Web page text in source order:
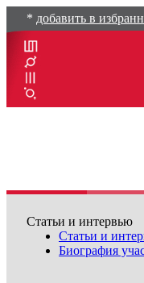
* добавить в
Статьи и интервью
Cтатьи и
Биография